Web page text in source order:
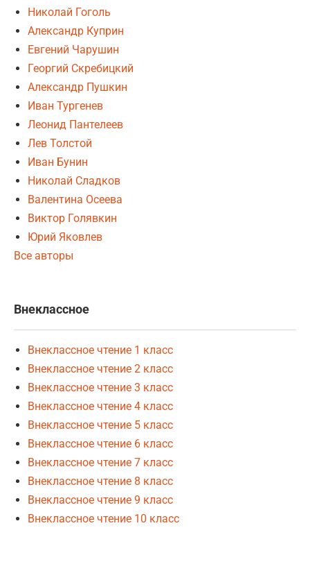
Николай Гоголь
Александр Куприн
Евгений Чарушин
Георгий Скребицкий
Александр Пушкин
Иван Тургенев
Леонид Пантелеев
Лев Толстой
Иван Бунин
Николай Сладков
Валентина Осеева
Виктор Голявкин
Юрий Яковлев
Все авторы
Внеклассное
Внеклассное чтение 1 класс
Внеклассное чтение 2 класс
Внеклассное чтение 3 класс
Внеклассное чтение 4 класс
Внеклассное чтение 5 класс
Внеклассное чтение 6 класс
Внеклассное чтение 7 класс
Внеклассное чтение 8 класс
Внеклассное чтение 9 класс
Внеклассное чтение 10 класс